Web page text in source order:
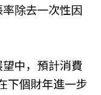
除去一次性因
中，預計消費
下個財年進一步